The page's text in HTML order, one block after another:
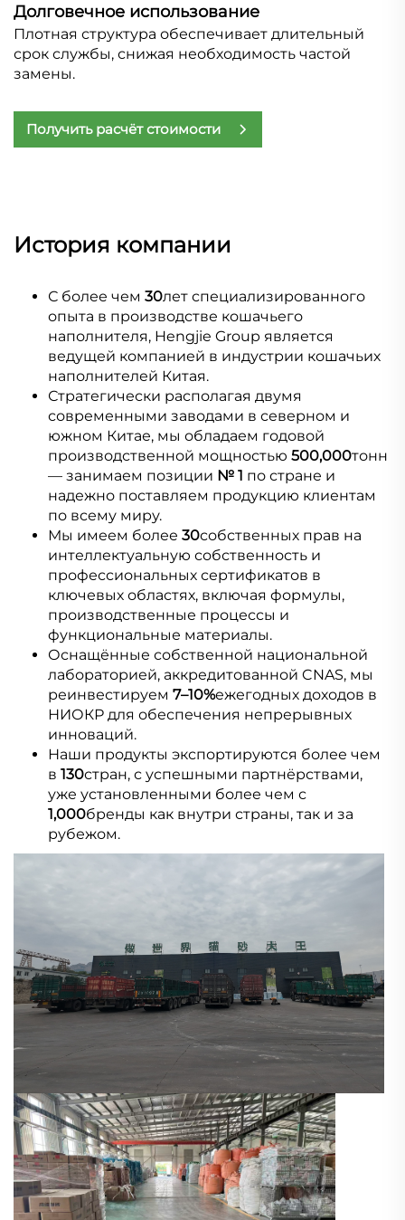
Долговечное использование
Плотная структура обеспечивает длительный
срок службы, снижая необходимость частой
замены.
Получить расчёт стоимости
История компании
С более чем 30лет специализированного
опыта в производстве кошачьего
наполнителя, Hengjie Group является
ведущей компанией в индустрии кошачьих
наполнителей Китая.
Стратегически располагая двумя
современными заводами в северном и
южном Китае, мы обладаем годовой
производственной мощностью 500,000тонн
— занимаем позиции № 1 по стране и
надежно поставляем продукцию клиентам
по всему миру.
Мы имеем более 30собственных прав на
интеллектуальную собственность и
профессиональных сертификатов в
ключевых областях, включая формулы,
производственные процессы и
функциональные материалы.
Оснащённые собственной национальной
лабораторией, аккредитованной CNAS, мы
реинвестируем 7–10%ежегодных доходов в
НИОКР для обеспечения непрерывных
инноваций.
Наши продукты экспортируются более чем
в 130стран, с успешными партнёрствами,
1,000бренды как внутри страны, так и за
рубежом.